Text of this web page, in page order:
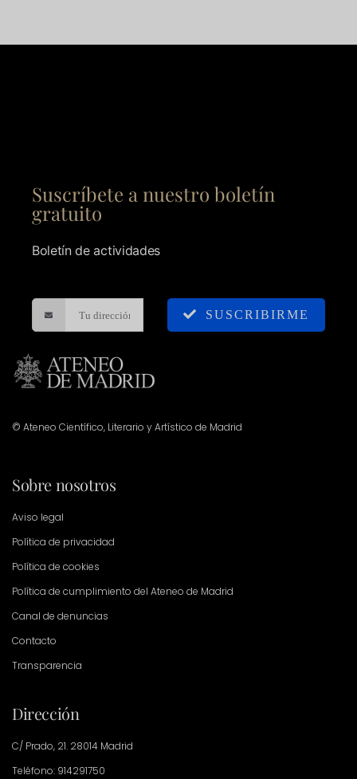
Suscríbete a nuestro boletín
gratuito
Boletín de actividades
SUSCRIBIRME
© Ateneo Científico, Literario y Artístico de Madrid
Sobre nosotros
Aviso legal
Política de privacidad
Política de cookies
Política de cumplimiento del Ateneo de Madrid
Canal de denuncias
Contacto
Transparencia
Dirección
C/ Prado, 21. 28014 Madrid
Teléfono: 914291750